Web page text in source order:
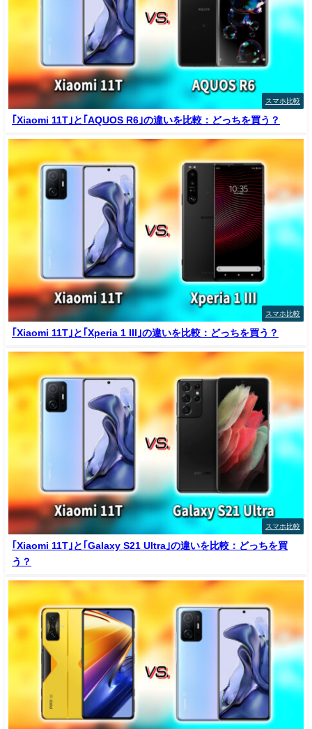
スマホ比較
｢Xiaomi 11T｣と｢AQUOS R6｣の違いを比較：どっちを買う？
スマホ比較
｢Xiaomi 11T｣と｢Xperia 1 III｣の違いを比較：どっちを買う？
スマホ比較
｢Xiaomi 11T｣と｢Galaxy S21 Ultra｣の違いを比較：どっちを買
う？